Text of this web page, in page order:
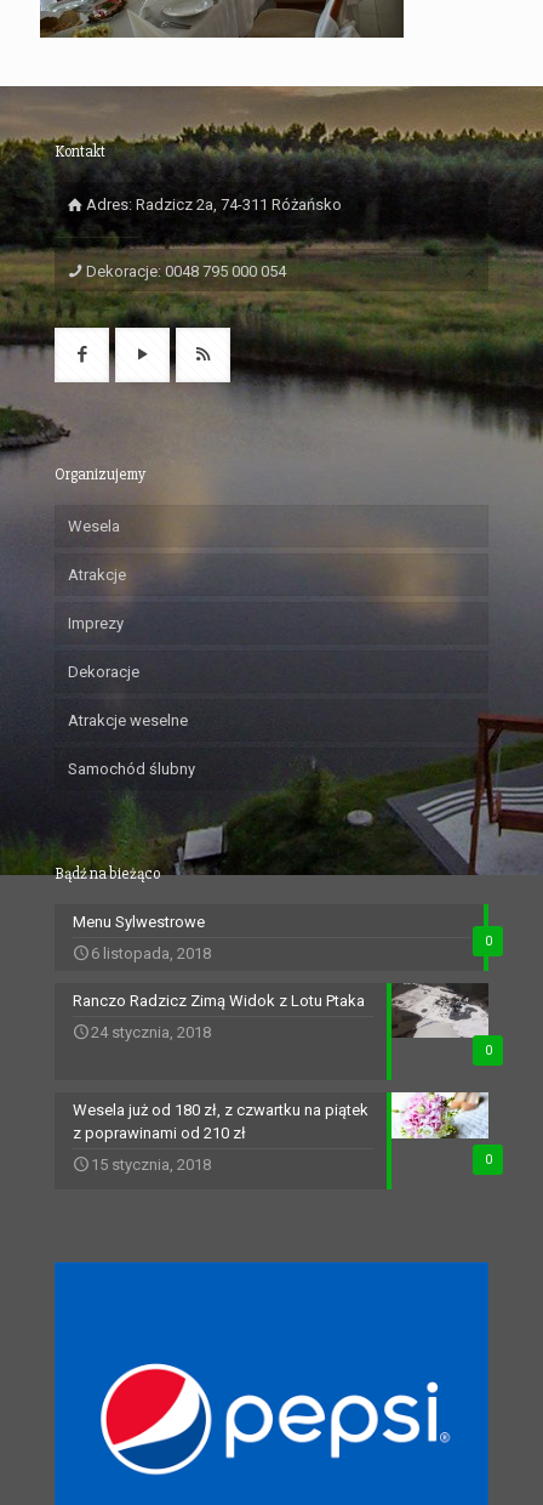
Kontakt
Adres: Radzicz 2a, 74-311 Różańsko
Dekoracje: 0048 795 000 054
Organizujemy
Wesela
Atrakcje
Imprezy
Dekoracje
Atrakcje weselne
Samochód ślubny
Bądź na bieżąco
0
Menu Sylwestrowe
6 listopada, 2018
0
Ranczo Radzicz Zimą Widok z Lotu Ptaka
24 stycznia, 2018
0
Wesela już od 180 zł, z czwartku na piątek
z poprawinami od 210 zł
15 stycznia, 2018